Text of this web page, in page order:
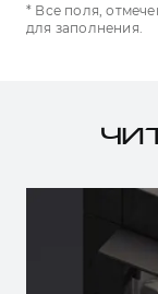
* Все поля,
для заполнения.